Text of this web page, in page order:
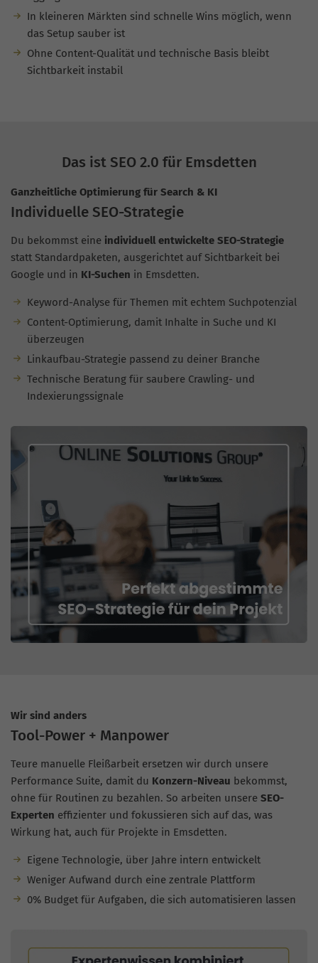
In kleineren Märkten sind schnelle Wins möglich, wenn
das Setup sauber ist
Ohne Content-Qualität und technische Basis bleibt
Sichtbarkeit instabil
Das ist SEO 2.0 für Emsdetten
Ganzheitliche Optimierung für Search & KI
Individuelle SEO-Strategie
Du bekommst eine individuell entwickelte SEO-Strategie
statt Standardpaketen, ausgerichtet auf Sichtbarkeit bei
Google und in KI-Suchen in Emsdetten.
Keyword-Analyse für Themen mit echtem Suchpotenzial
Content-Optimierung, damit Inhalte in Suche und KI
überzeugen
Linkaufbau-Strategie passend zu deiner Branche
Technische Beratung für saubere Crawling- und
Indexierungssignale
Wir sind anders
Tool-Power + Manpower
Teure manuelle Fleißarbeit ersetzen wir durch unsere
Performance Suite, damit du Konzern-Niveau bekommst,
ohne für Routinen zu bezahlen. So arbeiten unsere SEO-
Experten effizienter und fokussieren sich auf das, was
Wirkung hat, auch für Projekte in Emsdetten.
Eigene Technologie, über Jahre intern entwickelt
Weniger Aufwand durch eine zentrale Plattform
0% Budget für Aufgaben, die sich automatisieren lassen